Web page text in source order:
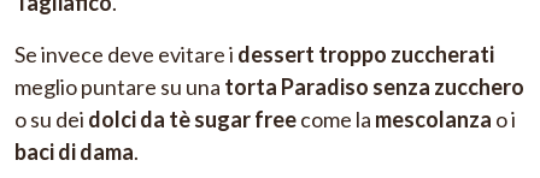
Se invece deve evitare i dessert troppo zuccherati
meglio puntare su una torta Paradiso senza zucchero
o su dei dolci da tè sugar freecome la mescolanza o i
baci di dama.